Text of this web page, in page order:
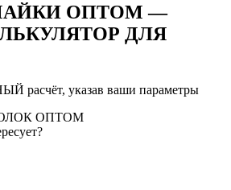
ОПТОМ —
ДЛЯ
расчёт, указав ваши параметры